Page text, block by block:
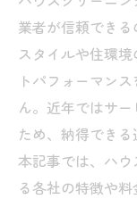
業者が信頼でき
スタイルや住環
トパフォーマン
ん。近年ではサ
ため、納得でき
本記事では、ハ
る各社の特徴や